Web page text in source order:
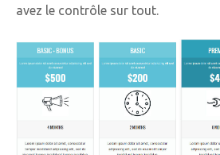
avez le contrôle sur tout.